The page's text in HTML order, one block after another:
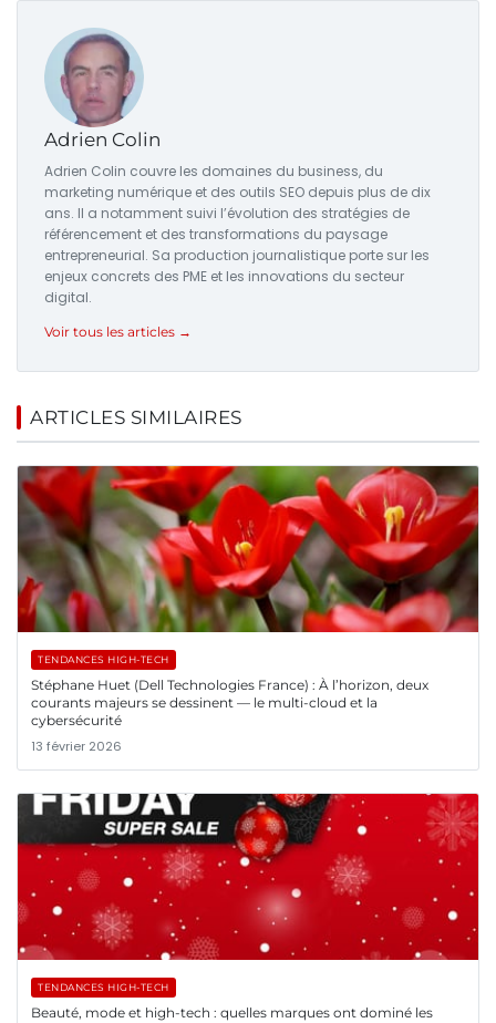
Adrien Colin
Adrien Colin couvre les domaines du business, du
marketing numérique et des outils SEO depuis plus de dix
ans. Il a notamment suivi l’évolution des stratégies de
référencement et des transformations du paysage
entrepreneurial. Sa production journalistique porte sur les
enjeux concrets des PME et les innovations du secteur
digital.
Voir tous les articles →
ARTICLES SIMILAIRES
TENDANCES HIGH-TECH
Stéphane Huet (Dell Technologies France) : À l’horizon, deux
courants majeurs se dessinent — le multi-cloud et la
cybersécurité
13 février 2026
TENDANCES HIGH-TECH
Beauté, mode et high-tech : quelles marques ont dominé les